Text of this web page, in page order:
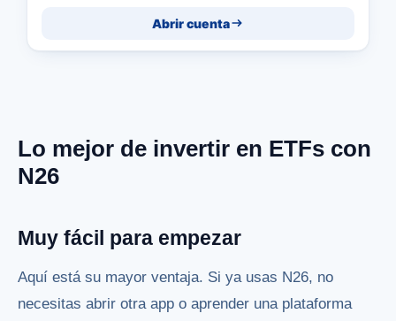
Abrir cuenta
Lo mejor de invertir en ETFs con
N26
Muy fácil para empezar
Aquí está su mayor ventaja. Si ya usas N26, no
necesitas abrir otra app o aprender una plataforma